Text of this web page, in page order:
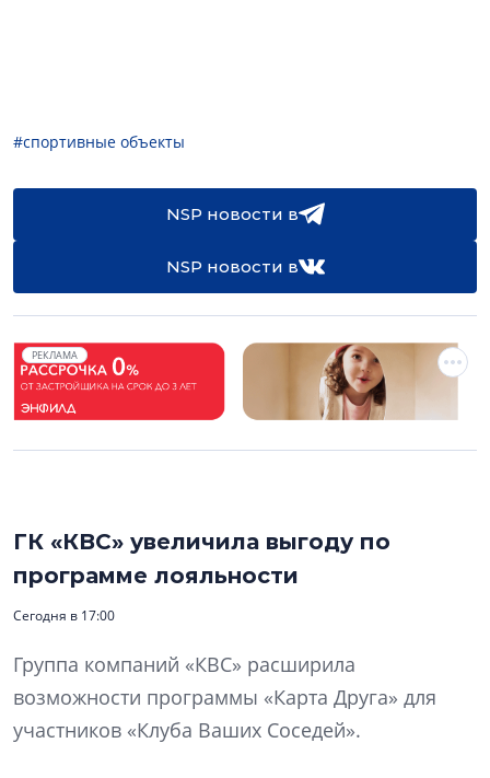
#спортивные объекты
NSP новости в
NSP новости в
РЕКЛАМА
ГК «КВС» увеличила выгоду по
программе лояльности
Сегодня в 17:00
Группа компаний «КВС» расширила
возможности программы «Карта Друга» для
участников «Клуба Ваших Соседей».